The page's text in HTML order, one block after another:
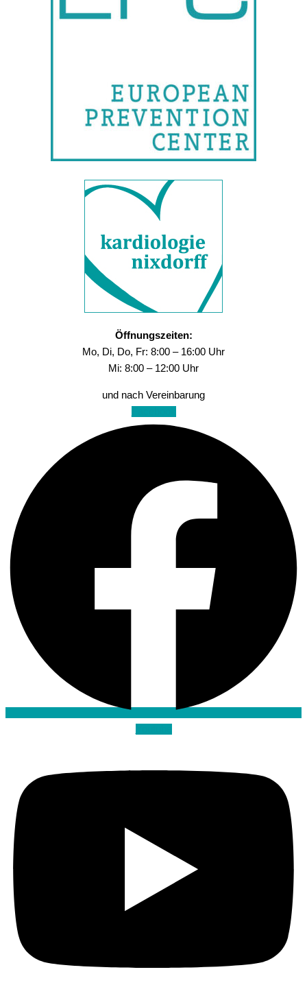
Öffnungszeiten:
Mo, Di, Do, Fr: 8:00 – 16:00 Uhr
Mi: 8:00 – 12:00 Uhr
und nach Vereinbarung